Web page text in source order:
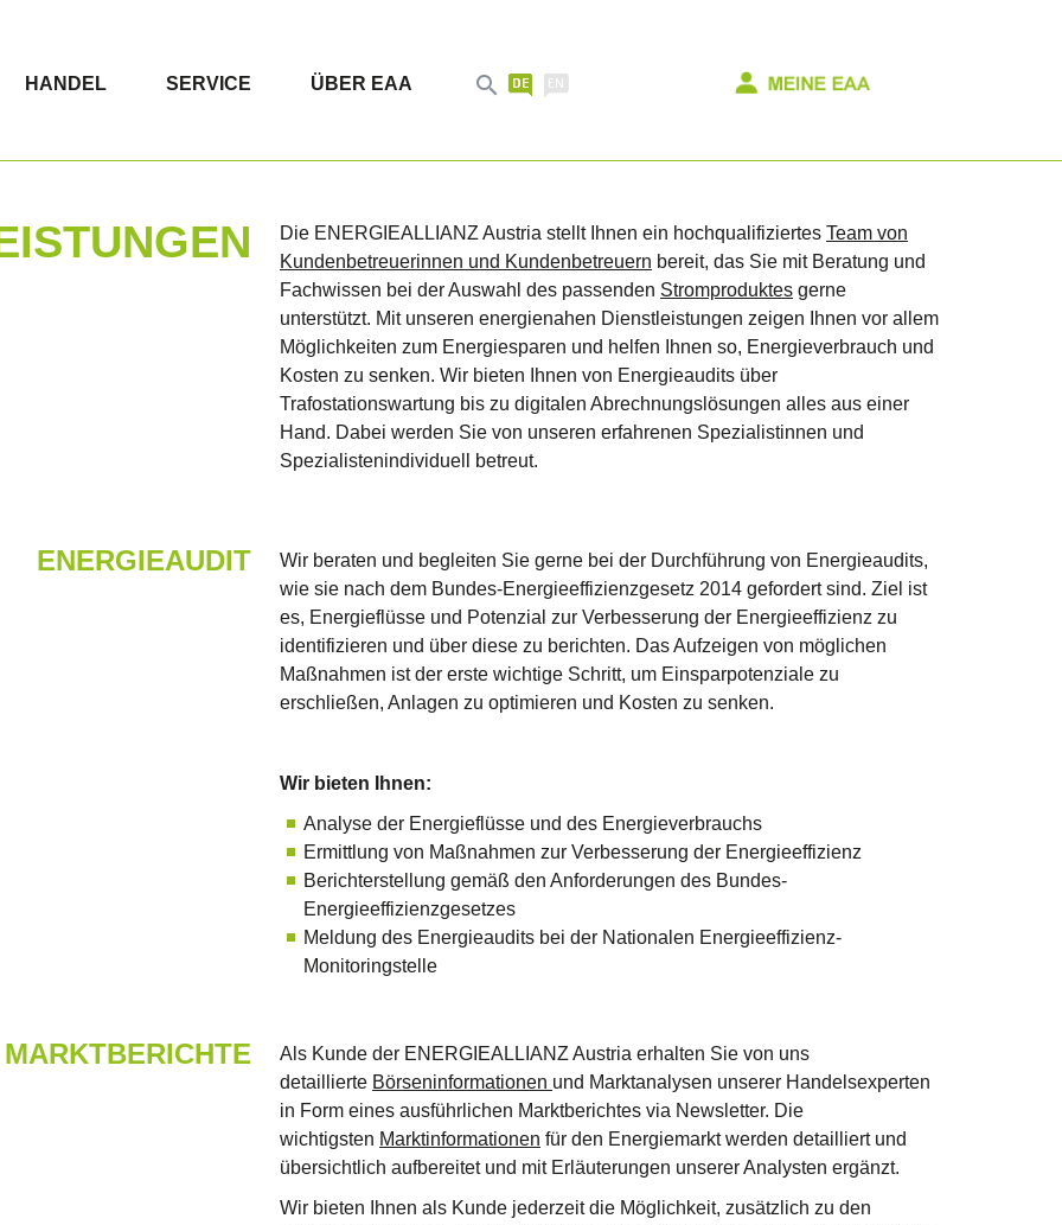
HANDEL SERVICE ÜBER EAA 
Die ENERGIEALLIANZ Austria stellt Ihnen ein hochqualifiziertes Team von
Kundenbetreuerinnen und Kundenbetreuern bereit, das Sie mit Beratung und
Fachwissen bei der Auswahl des passenden Stromproduktes gerne
unterstützt. Mit unseren energienahen Dienstleistungen zeigen Ihnen vor allem
Möglichkeiten zum Energiesparen und helfen Ihnen so, Energieverbrauch und
Kosten zu senken. Wir bieten Ihnen von Energieaudits über
Trafostationswartung bis zu digitalen Abrechnungslösungen alles aus einer
Hand. Dabei werden Sie von unseren erfahrenen Spezi­alistinnen und
Spezialistenindividuell betreut.
ENERGIEAUDIT
Wir beraten und begleiten Sie gerne bei der Durchführung von Energieaudits,
wie sie nach dem Bundes-Energieeffizienzgesetz 2014 gefordert sind. Ziel ist
es, Energieflüsse und Potenzial zur Verbesserung der Energieeffizienz zu
identifizieren und über diese zu berichten. Das Aufzeigen von möglichen
Maßnahmen ist der erste wichtige Schritt, um Einsparpotenziale zu
erschließen, Anlagen zu optimieren und Kosten zu senken.
Wir bieten Ihnen:
Analyse der Energieflüsse und des Energieverbrauchs
Ermittlung von Maßnahmen zur Verbesserung der Energieeffizienz
Berichterstellung gemäß den Anforderungen des Bundes-
Energieeffizienzgesetzes
Meldung des Energieaudits bei der Nationalen Energieeffizienz-
Monitoringstelle
MARKTBERICHTE
Als Kunde der ENERGIEALLIANZ Austria erhalten Sie von uns
detaillierte Börseninformationen und Marktanalysen unserer Handelsexperten
in Form eines ausführlichen Marktberichtes via Newsletter. Die
wichtigsten Marktinformationen für den Energiemarkt werden detailliert und
übersichtlich aufbereitet und mit Erläuterungen unserer Analysten ergänzt.
Wir bieten Ihnen als Kunde jederzeit die Möglichkeit, zusätzlich zu den